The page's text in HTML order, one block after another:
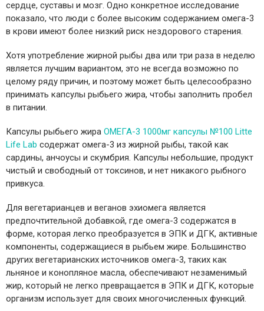
сердце, суставы и мозг. Одно конкретное исследование
показало, что люди с более высоким содержанием омега-3
в крови имеют более низкий риск нездорового старения.
Хотя употребление жирной рыбы два или три раза в неделю
является лучшим вариантом, это не всегда возможно по
целому ряду причин, и поэтому может быть целесообразно
принимать капсулы рыбьего жира, чтобы заполнить пробел
в питании.
Капсулы рыбьего жира ОМЕГА-3 1000мг капсулы №100 Litte
Life Lab содержат омега-3 из жирной рыбы, такой как
сардины, анчоусы и скумбрия. Капсулы небольшие, продукт
чистый и свободный от токсинов, и нет никакого рыбного
привкуса.
Для вегетарианцев и веганов эхиомега является
предпочтительной добавкой, где омега-3 содержатся в
форме, которая легко преобразуется в ЭПК и ДГК, активные
компоненты, содержащиеся в рыбьем жире. Большинство
других вегетарианских источников омега-3, таких как
льняное и конопляное масла, обеспечивают незаменимый
жир, который не легко превращается в ЭПК и ДГК, которые
организм использует для своих многочисленных функций.